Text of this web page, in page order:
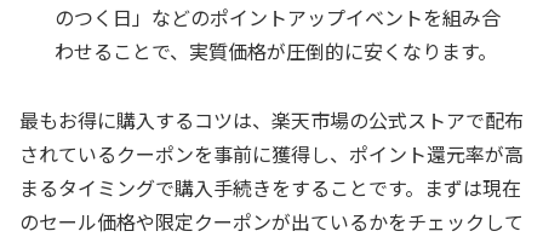
のつく日」などのポイントアップイベントを組み合
わせることで、実質価格が圧倒的に安くなります。
最もお得に購入するコツは、楽天市場の公式ストアで配布
されているクーポンを事前に獲得し、ポイント還元率が高
まるタイミングで購入手続きをすることです。まずは現在
のセール価格や限定クーポンが出ているかをチェックして